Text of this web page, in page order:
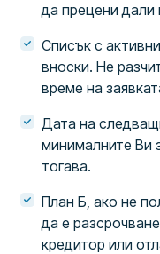
да прецени дали
Списък с
вноски. Не
време на
Дата на
минималните Ви
тогава.
План Б, ако не
да е
кредитор или